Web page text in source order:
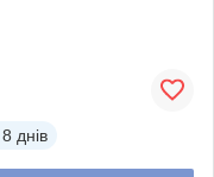
8 днів